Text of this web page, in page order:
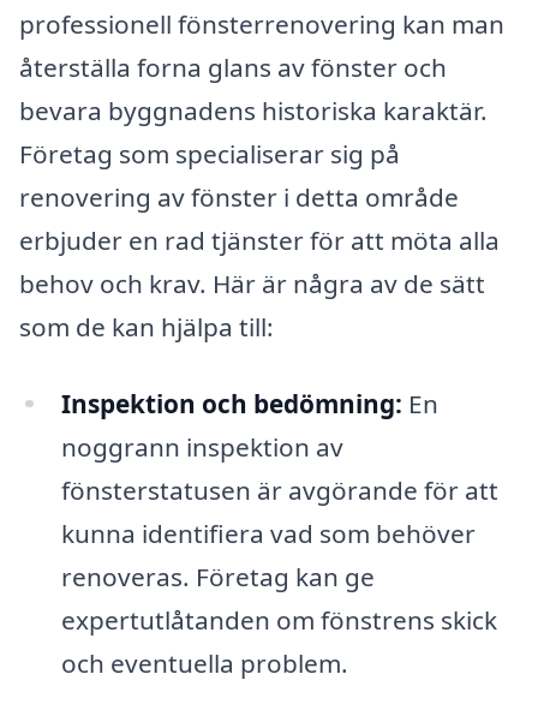
professionell fönsterrenovering kan man
återställa forna glans av fönster och
bevara byggnadens historiska karaktär.
Företag som specialiserar sig på
renovering av fönster i detta område
erbjuder en rad tjänster för att möta alla
behov och krav. Här är några av de sätt
som de kan hjälpa till:
Inspektion och bedömning: En
noggrann inspektion av
fönsterstatusen är avgörande för att
kunna identifiera vad som behöver
renoveras. Företag kan ge
expertutlåtanden om fönstrens skick
och eventuella problem.